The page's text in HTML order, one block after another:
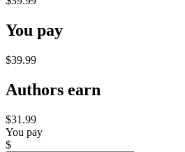
You pay
$39.99
Authors earn
$31.99
You pay
$